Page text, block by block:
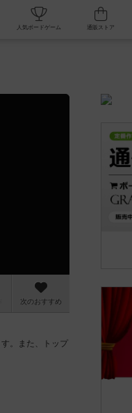
カフェ/店舗 人気ボードゲーム
次のおすすめ
。また、トップ